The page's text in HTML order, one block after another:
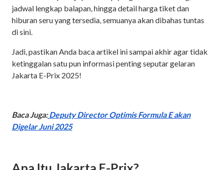
jadwal lengkap balapan, hingga detail harga tiket dan
hiburan seru yang tersedia, semuanya akan dibahas tuntas
di sini.
Jadi, pastikan Anda baca artikel ini sampai akhir agar tidak
ketinggalan satu pun informasi penting seputar gelaran
Jakarta E-Prix 2025!
Baca Juga: Deputy Director Optimis Formula E akan
Digelar Juni 2025